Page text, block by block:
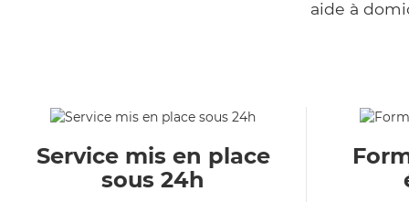
aide à
Service mis en place
sous 24h